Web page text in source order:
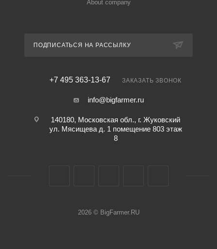
About company
ПОДПИСАТЬСЯ НА РАССЫЛКУ
+7 495 363-13-67 ЗАКАЗАТЬ ЗВОНОК
info@bigfarmer.ru
140180, Московская обл., г. Жуковский
ул. Мясищева д. 1 помещение 803 этаж
8
2026 © BigFarmer.RU